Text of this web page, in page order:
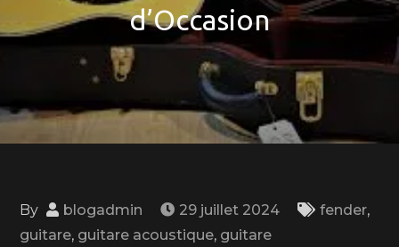
d’Occasion
By blogadmin 29 juillet 2024 fender,
guitare, guitare acoustique, guitare